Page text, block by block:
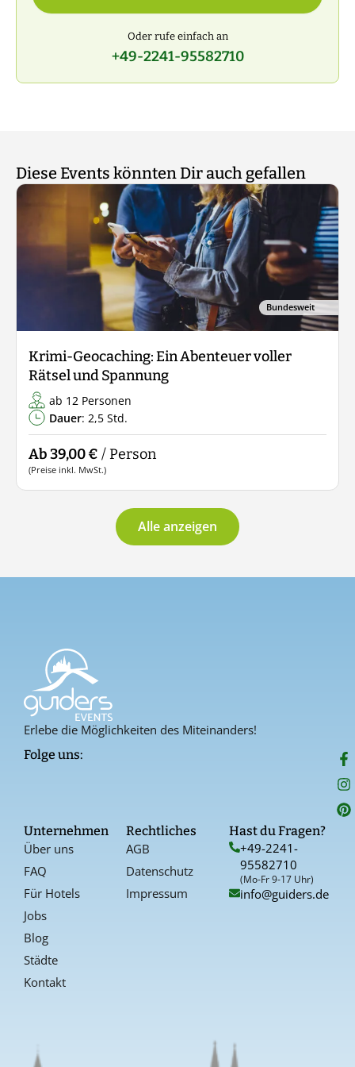
Oder rufe einfach an
+49-2241-95582710
Diese Events könnten Dir auch gefallen
Bundesweit
Krimi-Geocaching: Ein Abenteuer voller
Rätsel und Spannung
ab 12 Personen
Dauer: 2,5 Std.
Ab 39,00 € / Person
(Preise inkl. MwSt.)
Alle anzeigen
Erlebe die Möglichkeiten des Miteinanders!
Folge uns: F
a
c
e
b
I
n
s
t
a
P
i
n
t
e
Unternehmen
Über uns
FAQ
Für Hotels
Jobs
Blog
Städte
Kontakt
Rechtliches
AGB
Datenschutz
Impressum
Hast du Fragen?
+49-2241-
95582710
(Mo-Fr 9-17 Uhr)
info@guiders.de